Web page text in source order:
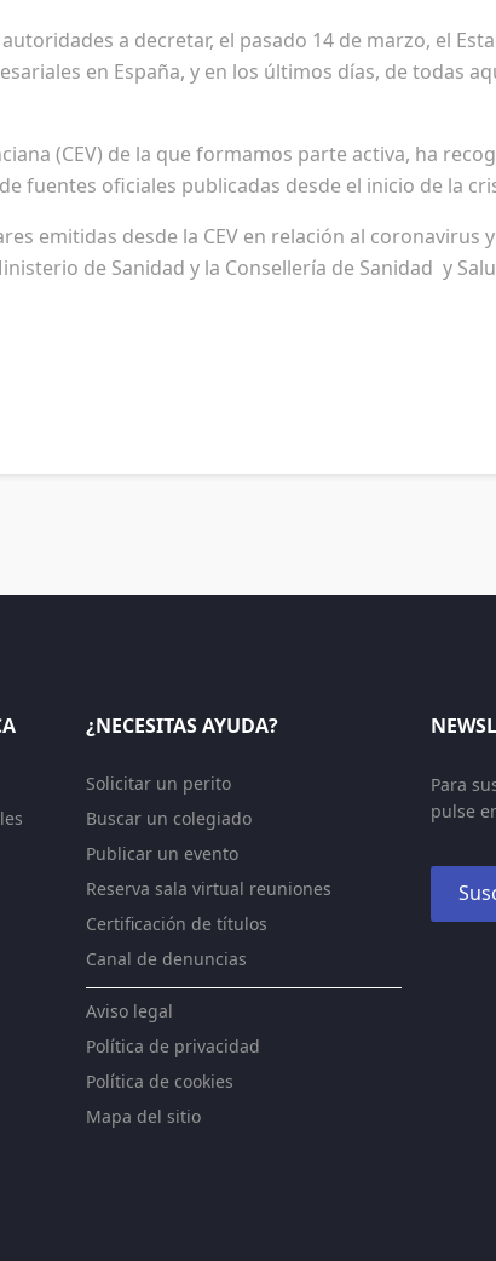
a decretar, el pasado 14 de marzo, el
en España, y en los últimos días, de todas
(CEV) de la que formamos parte activa, ha
fuentes oficiales publicadas desde el inicio de la
emitidas desde la CEV en relación al coronavirus
de Sanidad y la Consellería de Sanidad y
¿NECESITAS AYUDA?
Solicitar un perito
Buscar un colegiado
Publicar un evento
Reserva sala virtual reuniones
Certificación de títulos
Canal de denuncias
Aviso legal
Política de privacidad
Política de cookies
Mapa del sitio
Para
pulse